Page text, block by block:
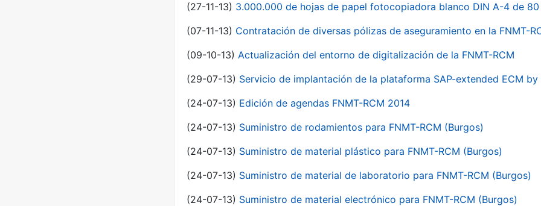
(27-11-13) 3.000.000 de hojas de papel fotocopiadora blanco DIN A-4 de 80
(07-11-13) Contratación de diversas pólizas de aseguramiento en la FNMT-
(09-10-13) Actualización del entorno de digitalización de la FNMT-RCM
(29-07-13) Servicio de implantación de la plataforma SAP-extended ECM by
(24-07-13) Edición de agendas FNMT-RCM 2014
(24-07-13) Suministro de rodamientos para FNMT-RCM (Burgos)
(24-07-13) Suministro de material plástico para FNMT-RCM (Burgos)
(24-07-13) Suministro de material de laboratorio para FNMT-RCM (Burgos)
(24-07-13) Suministro de material electrónico para FNMT-RCM (Burgos)